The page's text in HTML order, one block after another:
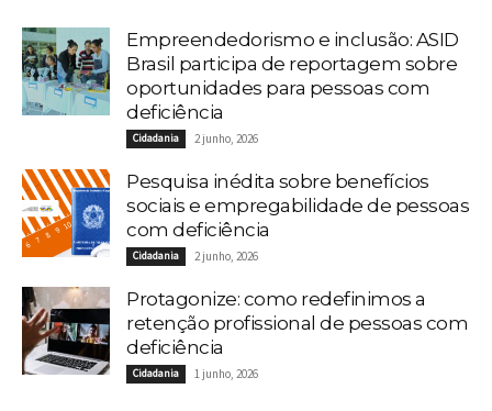
Empreendedorismo e inclusão: ASID
Brasil participa de reportagem sobre
oportunidades para pessoas com
deficiência
Cidadania 2 junho, 2026
Pesquisa inédita sobre benefícios
sociais e empregabilidade de pessoas
com deficiência
Cidadania 2 junho, 2026
Protagonize: como redefinimos a
retenção profissional de pessoas com
deficiência
Cidadania 1 junho, 2026